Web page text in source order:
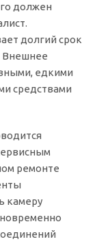
должен
долгий срок
Внешнее
едкими
средствами
ремонте
камеру